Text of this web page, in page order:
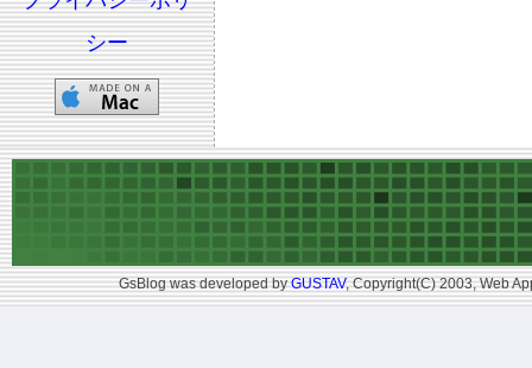
シー
GsBlog was developed byGUSTAV, Copyright(C) 2003, Web